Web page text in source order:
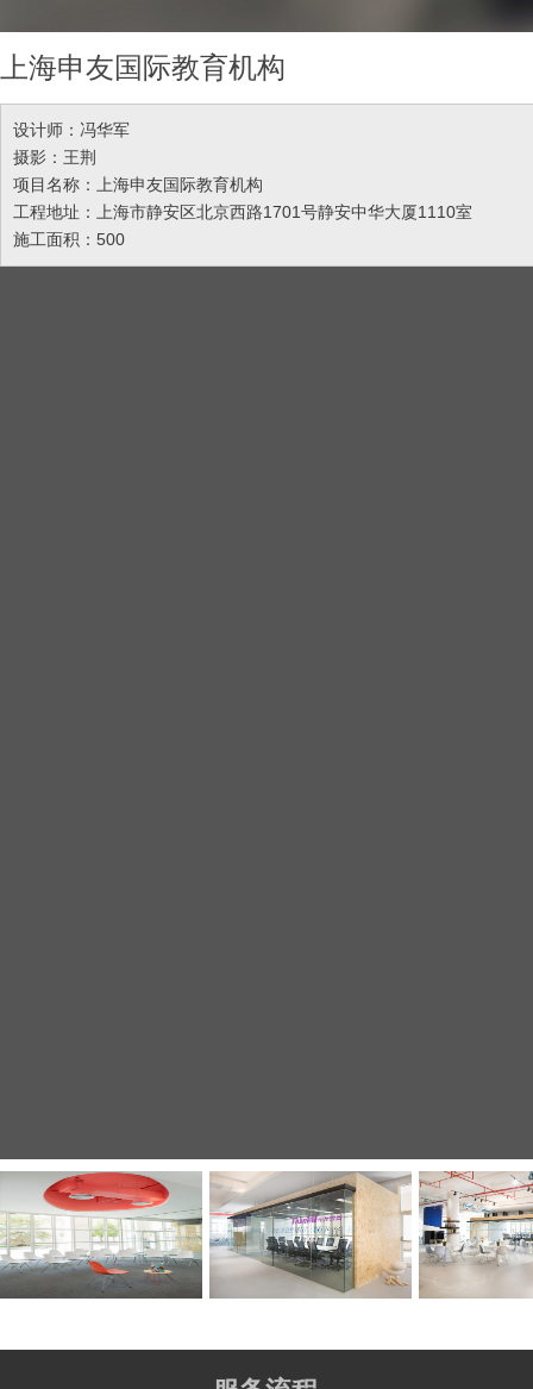
上海申友国际教育机构
设计师：冯华军
摄影：王荆
项目名称：上海申友国际教育机构
工程地址：上海市静安区北京西路1701号静安中华大厦1110室
施工面积：500